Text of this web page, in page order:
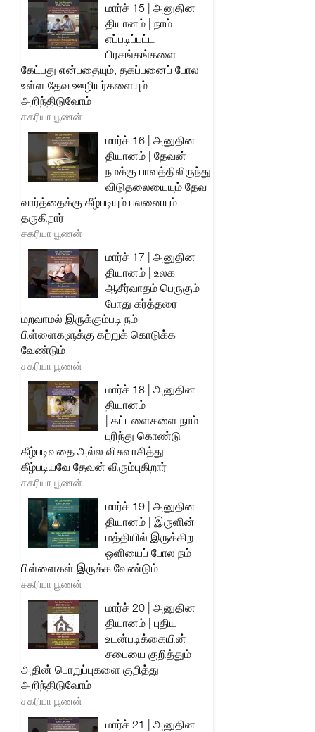
மார்ச் 15 | அனுதின
தியானம் | நாம்
எப்படிப்பட்ட
பிரசங்கங்களை
கேட்பது என்பதையும், தகப்பனைப் போல
உள்ள தேவ ஊழியர்களையும்
அறிந்திடுவோம்
சகரியா பூணன்
மார்ச் 16 | அனுதின
தியானம் | தேவன்
நமக்கு பாவத்திலிருந்து
விடுதலையையும் தேவ
வார்த்தைக்கு கீழ்படியும் பலனையும்
தருகிறார்
சகரியா பூணன்
மார்ச் 17 | அனுதின
தியானம் | உலக
ஆசீர்வாதம் பெருகும்
போது கர்த்தரை
மறவாமல் இருக்கும்படி நம்
பிள்ளைகளுக்கு கற்றுக் கொடுக்க
வேண்டும்
சகரியா பூணன்
மார்ச் 18 | அனுதின
தியானம்
| கட்டளைகளை நாம்
புரிந்து கொண்டு
கீழ்படிவதை அல்ல விசுவாசித்து
கீழ்படியவே தேவன் விரும்புகிறார்
சகரியா பூணன்
மார்ச் 19 | அனுதின
தியானம் | இருளின்
மத்தியில் இருக்கிற
ஒளியைப் போல நம்
பிள்ளைகள் இருக்க வேண்டும்
சகரியா பூணன்
மார்ச் 20 | அனுதின
தியானம் | புதிய
உடன்படிக்கையின்
சபையை குறித்தும்
அதின் பொறுப்புகளை குறித்து
அறிந்திடுவோம்
சகரியா பூணன்
மார்ச் 21 | அனுதின